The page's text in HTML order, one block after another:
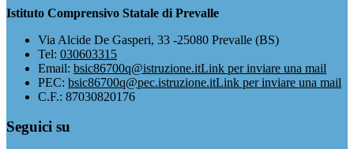
Istituto Comprensivo Statale di Prevalle
Via Alcide De Gasperi, 33 -25080 Prevalle (BS)
Tel: 030603315
Email: bsic86700q@istruzione.itLink per inviare una mail
PEC: bsic86700q@pec.istruzione.itLink per inviare una mail
C.F.: 87030820176
Seguici su